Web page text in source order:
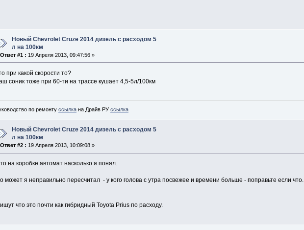
Новый Chevrolet Cruze 2014 дизель с расходом 5
л на 100км
Ответ #1 : 19 Апреля 2013, 09:47:56 »
при какой скорости то?
соник тоже при 60-ти на трассе кушает 4,5-5л/100км
по ремонтуссылка на Драйв РУссылка
Новый Chevrolet Cruze 2014 дизель с расходом 5
л на 100км
Ответ #2 : 19 Апреля 2013, 10:09:08 »
на коробке автомат насколько я понял.
может я неправильно пересчитал - у кого голова с утра посвежее и времени больше - поправьте если что.
что это почти как гибридный Toyota Prius по расходу.